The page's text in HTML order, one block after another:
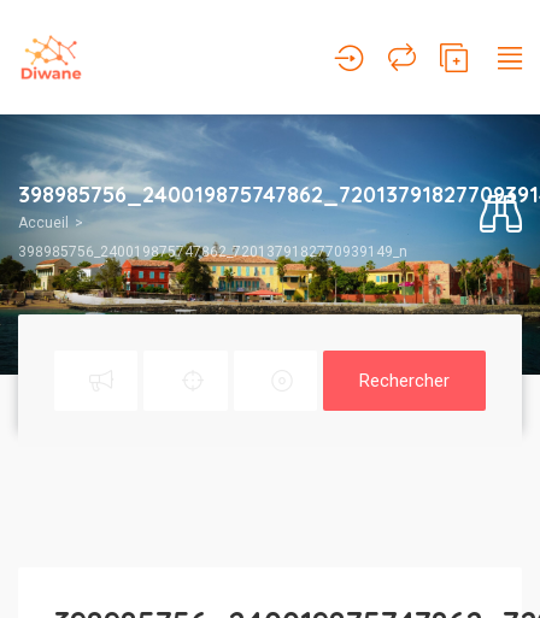
Accueil
398985756_240019875747862_7201379182770939149_n
Rechercher